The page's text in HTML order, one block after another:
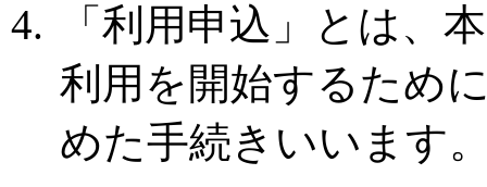
「利用申込」とは、
利用を開始するため
めた手続きいいます